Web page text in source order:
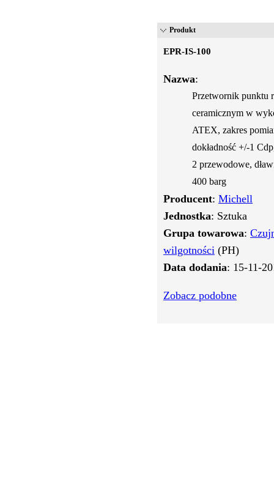
Produkt
EPR-IS-100
Nazwa:
Przetwornik punktu
ceramicznym w
ATEX, zakres
dokładność +/-1
2 przewodowe,
400 barg
Producent: Michell
Jednostka: Sztuka
Grupa towarowa:
wilgotności (PH)
Data dodania: 15-11-
Zobacz podobne